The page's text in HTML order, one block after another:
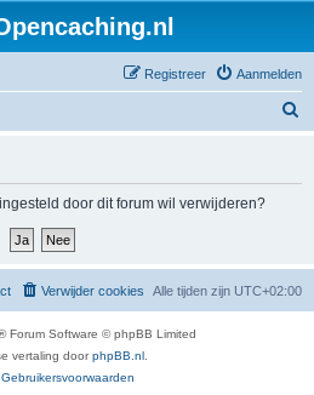
Aanmelden
Registreer
door dit forum wil verwijderen?
Alle tijden zijn UTC+02:00
Verwijder cookies
Forum Software © phpBB Limited
vertaling doorphpBB.nl
Gebruikersvoorwaarden